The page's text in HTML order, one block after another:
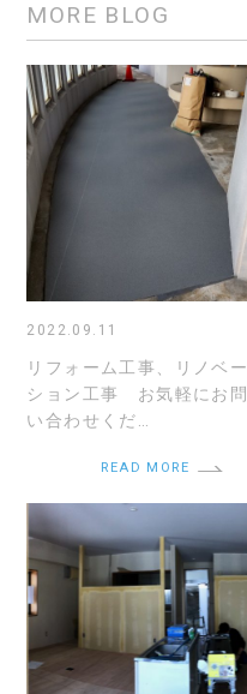
MORE BLOG
2022.09.11
リフォーム工事、リノベー
ション工事 お気軽にお問
い合わせくだ…
READ MORE